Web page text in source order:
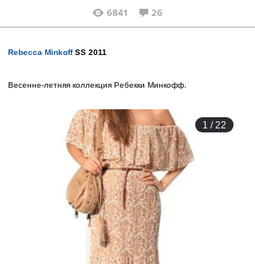
6841 26
Rebecca MinkoffSS 2011
Весенне-летняя коллекция Ребекки Минкофф.
1 /22